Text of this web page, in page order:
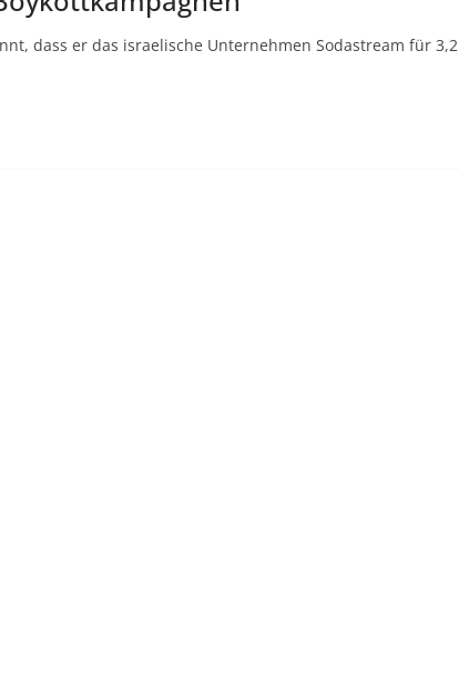
dass er das israelische Unternehmen Sodastream für 3,2